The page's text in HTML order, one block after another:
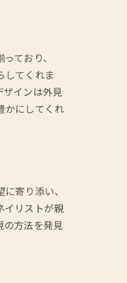
ており、
してくれま
インは外見
かにしてくれ
寄り添い、
イリストが親
の方法を発見